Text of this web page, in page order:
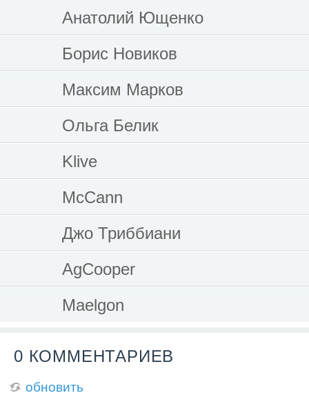
Анатолий Ющенко
Борис Новиков
Максим Марков
Ольга Белик
Klive
McCann
Джо Триббиани
AgCooper
Maelgon
0 КОММЕНТАРИЕВ
обновить